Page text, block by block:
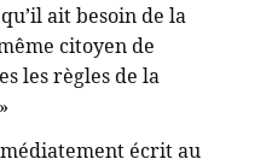
ait besoin de la
citoyen de
les règles de la
»
écrit au